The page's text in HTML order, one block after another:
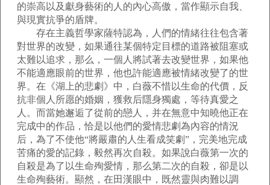
的崇高以及獻身藝術的人的內心高傲，當作顯示自我、
與現實抗爭的盾牌。
存在主義哲學家薩特認為，人們的情緒往往包含著
對世界的改變，如果通往某個特定目標的道路被阻塞或
太難以追求，那么，一個人將試著去改變世界，如果他
不能適應眼前的世界，他也許能適應被情緒改變了的世
界。在《湖上的悲劇》中，白薇不惜以生命的代價，反
抗非個人所愿的婚姻，獲救后隱身獨處，等待真愛之
人。而當她邂逅了從前的戀人，并在無意中知曉他正在
完成中的作品，恰是以他們的愛情悲劇為內容的情況
后，為了不使他“將嚴肅的人生看成笑劇”，完美地完成
苦痛的愛的記錄，毅然再次自殺。如果說白薇第一次的
自殺是為了以生命殉愛情，那么第二次的自殺，卻是以
生命殉藝術。顯然，在田漢眼中，既然靈與肉難以調